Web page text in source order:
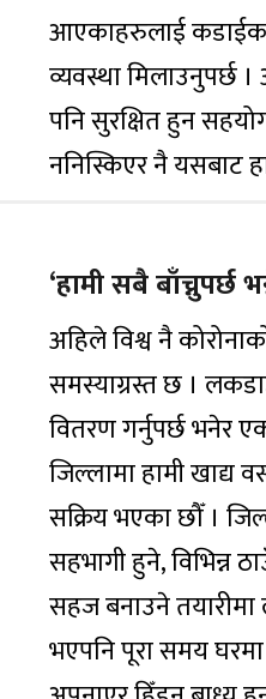
आएकाहरुलाई
व्यवस्था मिलाउनुपर्छ
पनि सुरक्षित हुन
ननिस्किएर नै यसबाट
‘हामी सबै बाँच्नुपर्छ
अहिले विश्व नै
समस्याग्रस्त छ ।
वितरण गर्नुपर्छ भनेर
जिल्लामा हामी खाद्य
सक्रिय भएका छौँ ।
सहभागी हुने, विभिन्न
सहज बनाउने
भएपनि पूरा समय